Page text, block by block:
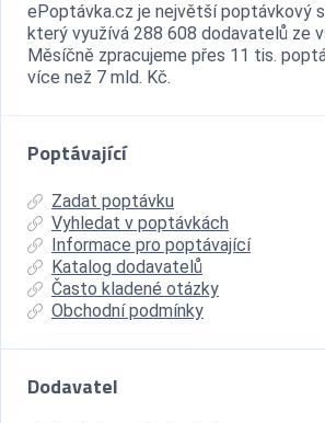
ePoptávka.cz je největší poptávkový
který využívá 288 608 dodavatelů ze
Měsíčně zpracujeme přes 11 tis.
více než 7 mld. Kč.
Poptávající
Zadat poptávku
Vyhledat v poptávkách
Informace pro poptávající
Katalog dodavatelů
Často kladené otázky
Obchodní podmínky
Dodavatel